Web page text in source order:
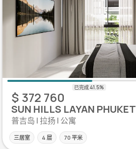
$ 372 760
SUN HILLS LAYAN PHUKET
普吉岛 | 拉扬 | 公寓
三居室 4 层 70 平米